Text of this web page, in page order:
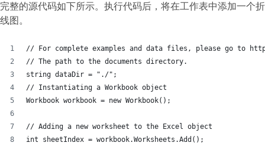
完整的源代码如下所示。执行代码后，将在工作表中添加一个折
线图。
// For complete examples and data files, please go to
// The path to the documents directory.
string dataDir = "./";
// Instantiating a Workbook object
Workbook workbook = new Workbook();
// Adding a new worksheet to the Excel object
int sheetIndex = workbook.Worksheets.Add();